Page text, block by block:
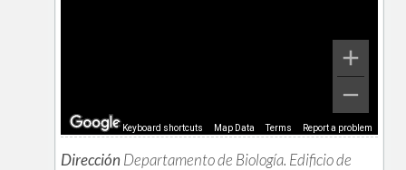
Keyboard shortcuts Map Data Terms Report a problem
Dirección Departamento de Biología. Edificio de